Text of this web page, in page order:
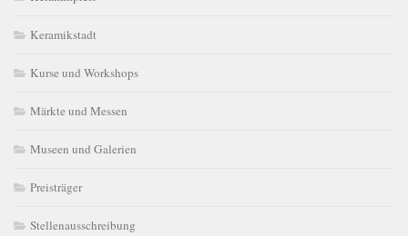
Keramikstadt
Kurse und Workshops
Märkte und Messen
Museen und Galerien
Preisträger
Stellenausschreibung